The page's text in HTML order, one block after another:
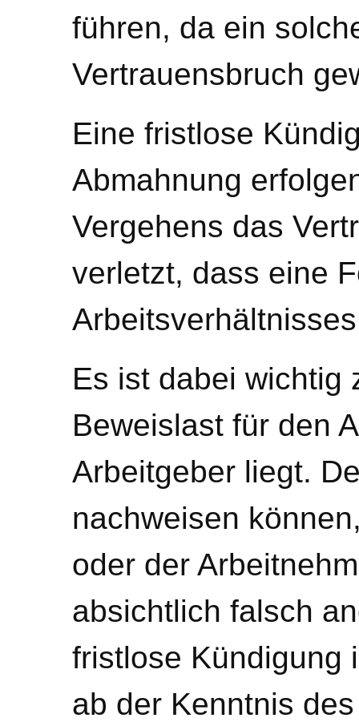
führen, da ein
Vertrauensbruch
Eine fristlose
Abmahnung
Vergehens das
verletzt, dass eine
Es ist dabei wichtig
Beweislast für den
Arbeitgeber liegt.
nachweisen
oder der
absichtlich falsch
fristlose Kündigung
ab der Kenntnis